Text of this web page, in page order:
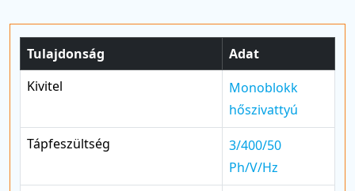
Tulajdonság
Adat
Kivitel
Monoblokk
hőszivattyú
Tápfeszültség
3/400/50
Ph/V/Hz